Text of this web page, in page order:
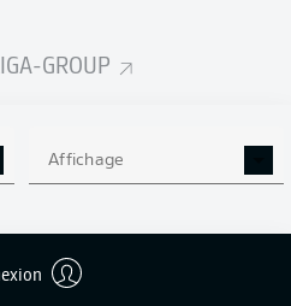
GROUP
Affichage
85 %
PASSES